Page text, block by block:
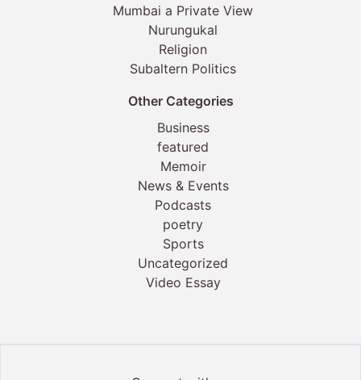
Mumbai a Private View
Nurungukal
Religion
Subaltern Politics
Other Categories
Business
featured
Memoir
News & Events
Podcasts
poetry
Sports
Uncategorized
Video Essay